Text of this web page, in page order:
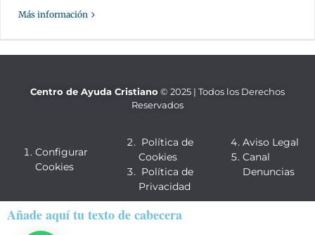
Más información
Centro de Ayuda Cristiano © 2025 | Todos los Derechos
Reservados
Configurar
Cookies
Política de
Cookies
Política de
Privacidad
Aviso Legal
Canal
Denuncias
Añade aquí tu texto de cabecera